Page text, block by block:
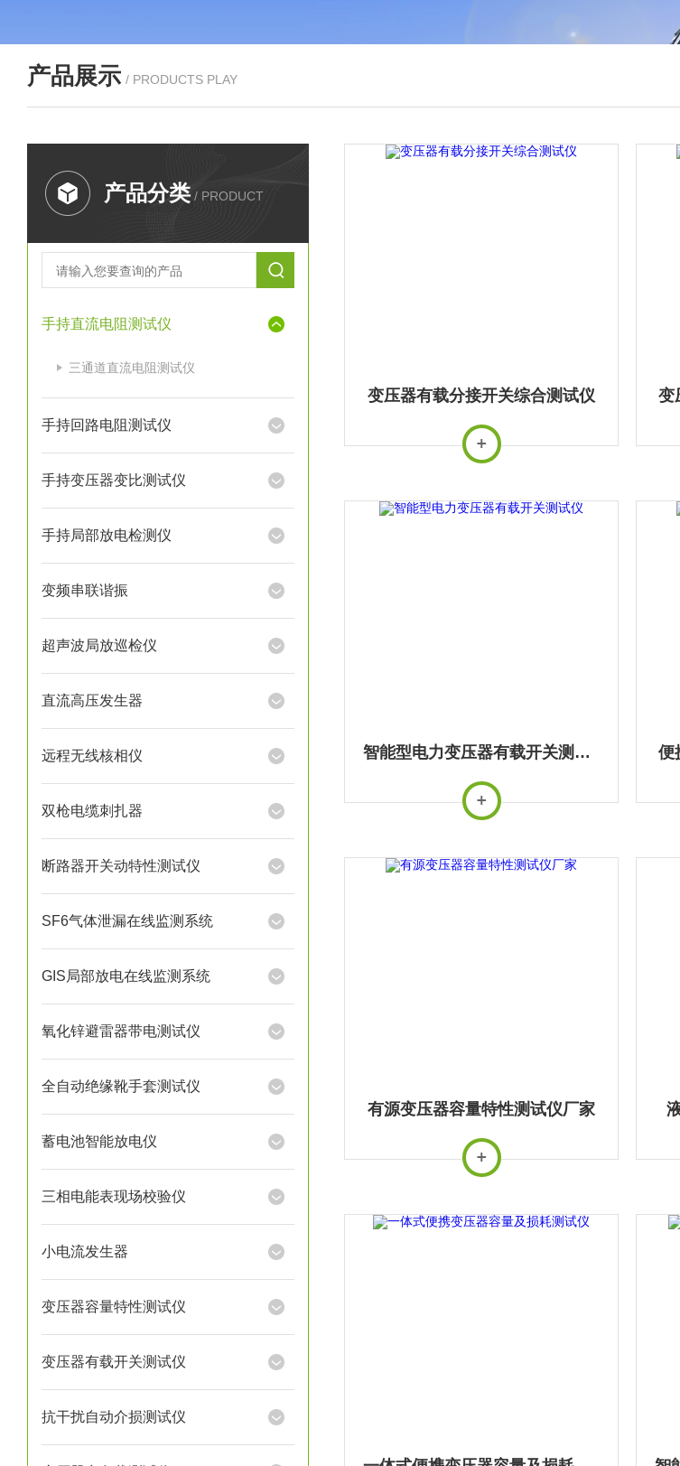
产品展示 / PRODUCTS PLAY
产品分类 / PRODUCT
手持直流电阻测试仪
三通道直流电阻测试仪
手持回路电阻测试仪
手持变压器变比测试仪
手持局部放电检测仪
变频串联谐振
超声波局放巡检仪
直流高压发生器
远程无线核相仪
双枪电缆刺扎器
断路器开关动特性测试仪
SF6气体泄漏在线监测系统
GIS局部放电在线监测系统
氧化锌避雷器带电测试仪
全自动绝缘靴手套测试仪
蓄电池智能放电仪
三相电能表现场校验仪
小电流发生器
变压器容量特性测试仪
变压器有载开关测试仪
抗干扰自动介损测试仪
变压器有载分接开关综合测试仪 变
智能型电力变压器有载开关测试仪 便
有源变压器容量特性测试仪厂家